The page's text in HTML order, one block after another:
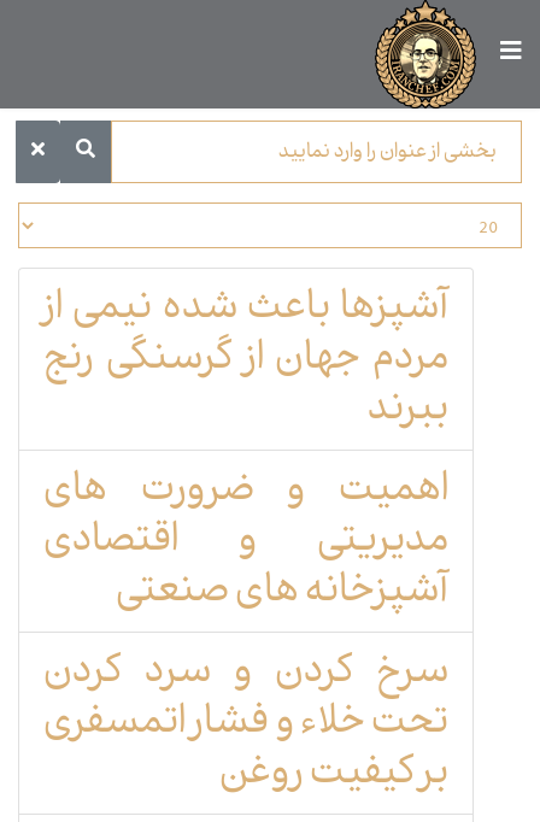
آشپزها باعث شده نیمی از
مردم جهان از گرسنگی رنج
ببرند
اهمیت و ضرورت های
مدیریتی و اقتصادی
آشپزخانه های صنعتی
سرخ کردن و سرد کردن
تحت خلاء و فشار اتمسفری
بر کیفیت روغن